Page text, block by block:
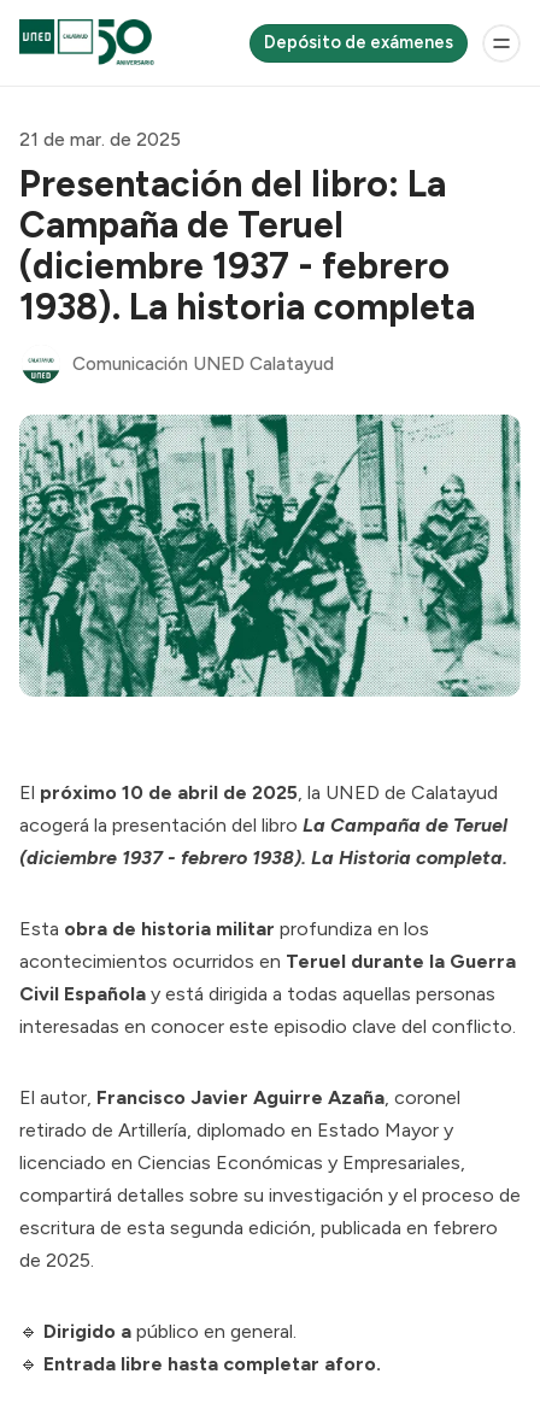
Depósito de exámenes
21 de mar. de 2025
Presentación del libro: La
Campaña de Teruel
(diciembre 1937 - febrero
1938). La historia completa
Comunicación UNED Calatayud
El próximo 10 de abril de 2025, la UNED de Calatayud
acogerá la presentación del libro La Campaña de Teruel
(diciembre 1937 - febrero 1938). La Historia completa.
Esta obra de historia militar profundiza en los
acontecimientos ocurridos en Teruel durante la Guerra
Civil Española y está dirigida a todas aquellas personas
interesadas en conocer este episodio clave del conflicto.
El autor, Francisco Javier Aguirre Azaña, coronel
retirado de Artillería, diplomado en Estado Mayor y
licenciado en Ciencias Económicas y Empresariales,
compartirá detalles sobre su investigación y el proceso de
escritura de esta segunda edición, publicada en febrero
de 2025.
🔹 Dirigido a público en general.
🔹 Entrada libre hasta completar aforo.